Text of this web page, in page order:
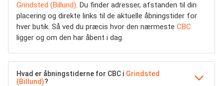
Grindsted (Billund). Du finder adresser, afstanden til din
placering og direkte links til de aktuelle åbningstider for
hver butik. Så ved du præcis hvor den nærmeste CBC
ligger og om den har åbent i dag.
Hvad er åbningstiderne for CBC i Grindsted
(Billund)?